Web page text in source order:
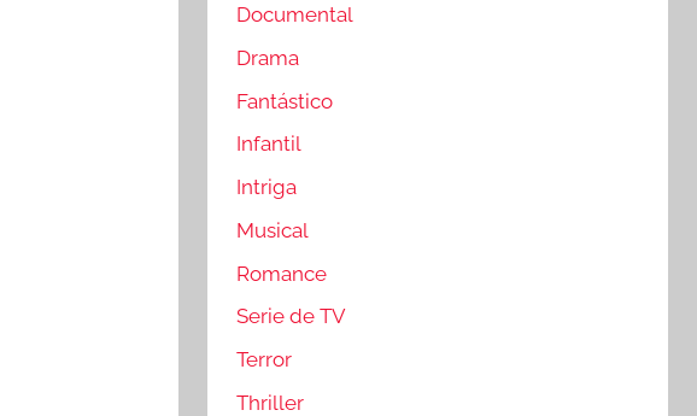
Documental
Drama
Fantástico
Infantil
Intriga
Musical
Romance
Serie de TV
Terror
Thriller